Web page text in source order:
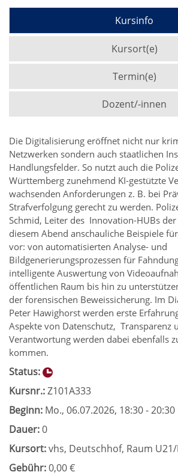
Kursinfo
Kursort(e)
Termin(e)
Dozent/-innen
Die Digitalisierung eröffnet nicht nur
Netzwerken sondern auch staatlichen
Handlungsfelder. So nutzt auch die
Württemberg zunehmend KI-gestützte
wachsenden Anforderungen z. B. bei
Strafverfolgung gerecht zu werden.
Schmid, Leiter des Innovation-HUBs
diesem Abend anschauliche Beispiele
vor: von automatisierten Analyse- und
Bildgenerierungsprozessen für
intelligente Auswertung von
öffentlichen Raum bis hin zu
der forensischen Beweissicherung. Im
Peter Hawighorst werden erste
Aspekte von Datenschutz, Transparenz
Verantwortung werden dabei ebenfalls
kommen.
Status:
Kursnr.:Z101A333
Beginn: Mo., 06.07.2026, 18:30 -
Dauer:0
Kursort:vhs, Deutschhof, Raum
Gebühr:0,00 €